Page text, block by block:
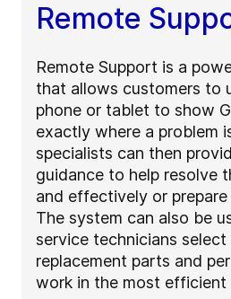
Remote
Remote Support is a
that allows customers to
phone or tablet to show
exactly where a problem
specialists can then
guidance to help resolve
and effectively or
The system can also be
service technicians
replacement parts and
work in the most efficient